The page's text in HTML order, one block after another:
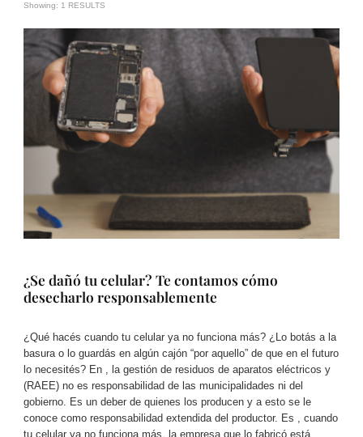
Showing: 1 RESULTS
¿Se dañó tu celular? Te contamos cómo
desecharlo responsablemente
¿Qué hacés cuando tu celular ya no funciona más? ¿Lo botás a la
basura o lo guardás en algún cajón “por aquello” de que en el futuro
lo necesités? En , la gestión de residuos de aparatos eléctricos y
(RAEE) no es responsabilidad de las municipalidades ni del
gobierno. Es un deber de quienes los producen y a esto se le
conoce como responsabilidad extendida del productor. Es , cuando
tu celular ya no funciona más, la empresa que lo fabricó está